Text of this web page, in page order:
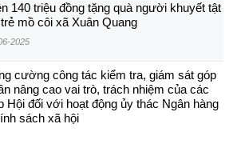
140 triệu đồng tặng quà người khuyết tật
mồ côi xã Xuân Quang
2025
cường công tác kiểm tra, giám sát góp
nâng cao vai trò, trách nhiệm của các
Hội đối với hoạt động ủy thác Ngân hàng
sách xã hội